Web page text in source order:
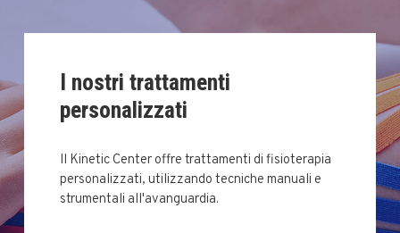
I nostri trattamenti
personalizzati
Il Kinetic Center offre trattamenti di fisioterapia
personalizzati, utilizzando tecniche manuali e
strumentali all'avanguardia.